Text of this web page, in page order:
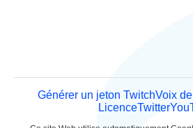
Générer un jeton TwitchVoix
LicenceTwitter